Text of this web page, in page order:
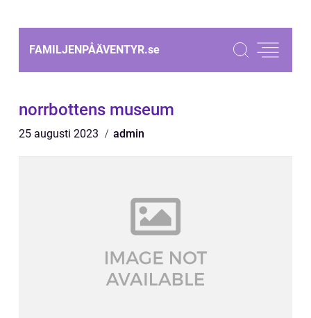
FAMILJENPÅÄVENTYR.se
norrbottens museum
25 augusti 2023 admin